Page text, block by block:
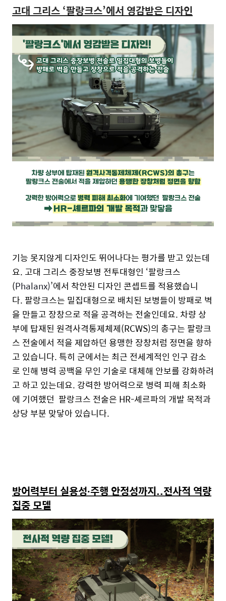
고대 그리스‘팔랑크스’에서 영감받은 디자인
기능 못지않게 디자인도 뛰어나다는 평가를 받고 있는데
요. 고대 그리스 중장보병 전투대형인 ‘팔랑크스
(Phalanx)’에서 착안된 디자인 콘셉트를 적용했습니
다. 팔랑크스는 밀집대형으로 배치된 보병들이 방패로 벽
을 만들고 장창으로 적을 공격하는 전술인데요. 차량 상
부에 탑재된 원격사격통제체제(RCWS)의 총구는 팔랑크
스 전술에서 적을 제압하던 용맹한 장창처럼 정면을 향하
고 있습니다.특히 군에서는 최근 전세계적인 인구 감소
로 인해 병력 공백을 무인 기술로 대체해 안보를 강화하려
고 하고 있는데요. 강력한 방어력으로 병력 피해 최소화
에 기여했던 팔랑크스 전술은 HR-셰르파의 개발 목적과
상당 부분 맞닿아 있습니다.
방어력부터 실용성∙주행 안정성까지..전사적 역량
집중 모델